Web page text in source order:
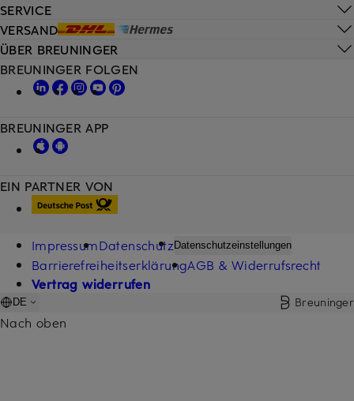
SERVICE
VERSAND
ÜBER BREUNINGER
EIN PARTNER VON
BREUNINGER FOLGEN
BREUNINGER APP
ImpressumDatenschutz Datenschutzeinstellungen
BarrierefreiheitserklärungAGB & Widerrufsrecht
Vertrag widerrufen
DE Breuninger
Nach oben